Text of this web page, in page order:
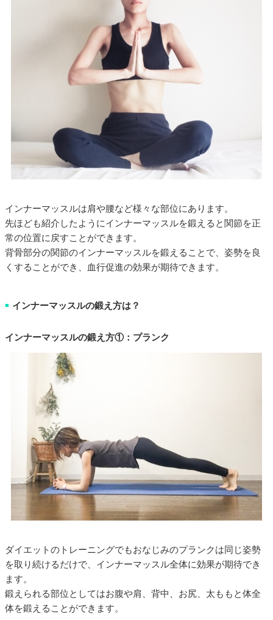
インナーマッスルは肩や腰など様々な部位にあります。
先ほども紹介したようにインナーマッスルを鍛えると関節を正
常の位置に戻すことができます。
背骨部分の関節のインナーマッスルを鍛えることで、姿勢を良
くすることができ、血行促進の効果が期待できます。
■ インナーマッスルの鍛え方は？
インナーマッスルの鍛え方①：プランク
ダイエットのトレーニングでもおなじみのプランクは同じ姿勢
を取り続けるだけで、インナーマッスル全体に効果が期待でき
ます。
鍛えられる部位としてはお腹や肩、背中、お尻、太ももと体全
体を鍛えることができます。